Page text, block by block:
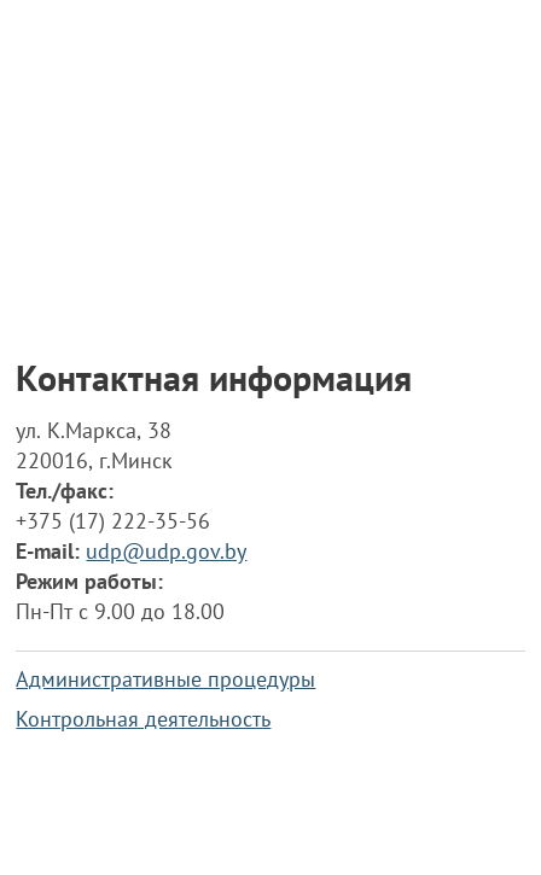
Контактная информация
ул. К.Маркса, 38
220016, г.Минск
Тел./факс:
+375 (17) 222-35-56
E-mail: udp@udp.gov.by
Режим работы:
Пн-Пт с 9.00 до 18.00
Административные процедуры
Контрольная деятельность